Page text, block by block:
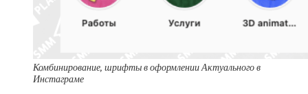
Комбинирование, шрифты в оформлении Актуального в
Инстаграме